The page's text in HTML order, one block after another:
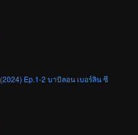
Ep.1-2 บาบิลอน เบอร์ลิน ซี